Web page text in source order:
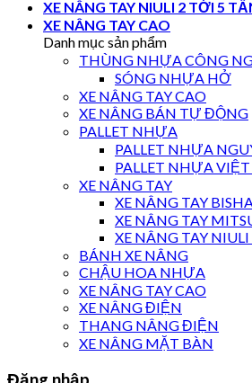
XE NÂNG TAY NIULI 2 TỚI 5
XE NÂNG TAY CAO
Danh mục sản phẩm
THÙNG NHỰA CÔNG
SÓNG NHỰA HỞ
XE NÂNG TAY CAO
XE NÂNG BÁN TỰ ĐỘNG
PALLET NHỰA
PALLET NHỰA
PALLET NHỰA
XE NÂNG TAY
XE NÂNG TAY
XE NÂNG TAY
XE NÂNG TAY
BÁNH XE NÂNG
CHẬU HOA NHỰA
XE NÂNG TAY CAO
XE NÂNG ĐIỆN
THANG NÂNG ĐIỆN
XE NÂNG MẶT BÀN